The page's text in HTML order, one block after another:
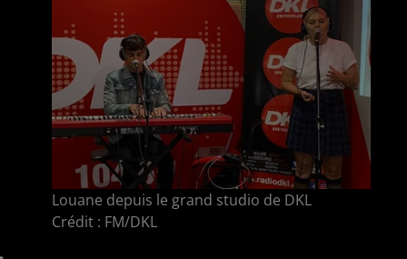
Louane depuis le grand studio de DKL
Crédit : FM/DKL